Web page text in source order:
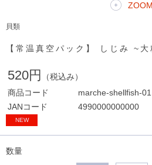
ZOOM
貝類
【常温真空パック】 しじみ ~大
520円
（税込み）
商品コード
marche-shellfish-01
JANコード
4990000000000
数量